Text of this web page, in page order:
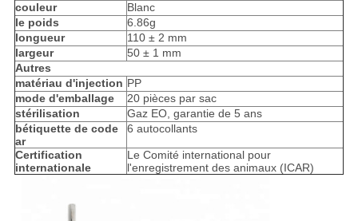
couleur
Blanc
le poids
6.86g
longueur
110 ± 2 mm
largeur
50 ± 1 mm
Autres
matériau d'injection PP
mode d'emballage
20 pièces par sac
stérilisation
Gaz EO, garantie de 5 ans
bétiquette de code
ar
6 autocollants
Certification
internationale
Le Comité international pour
l'enregistrement des animaux (ICAR)